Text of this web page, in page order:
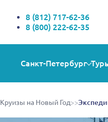
Выбираете себе
8 (812) 717-62-36
8 (800) 222-62-35
Санкт-Петербург
Круизы на Новый Год>>